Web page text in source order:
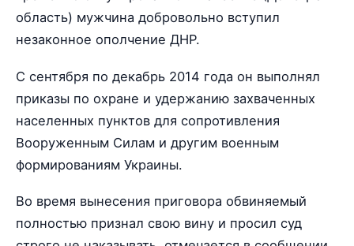
область) мужчина добровольно вступил
незаконное ополчение ДНР.
С сентября по декабрь 2014 года он выполнял
приказы по охране и удержанию захваченных
населенных пунктов для сопротивления
Вооруженным Силам и другим военным
формированиям Украины.
Во время вынесения приговора обвиняемый
полностью признал свою вину и просил суд